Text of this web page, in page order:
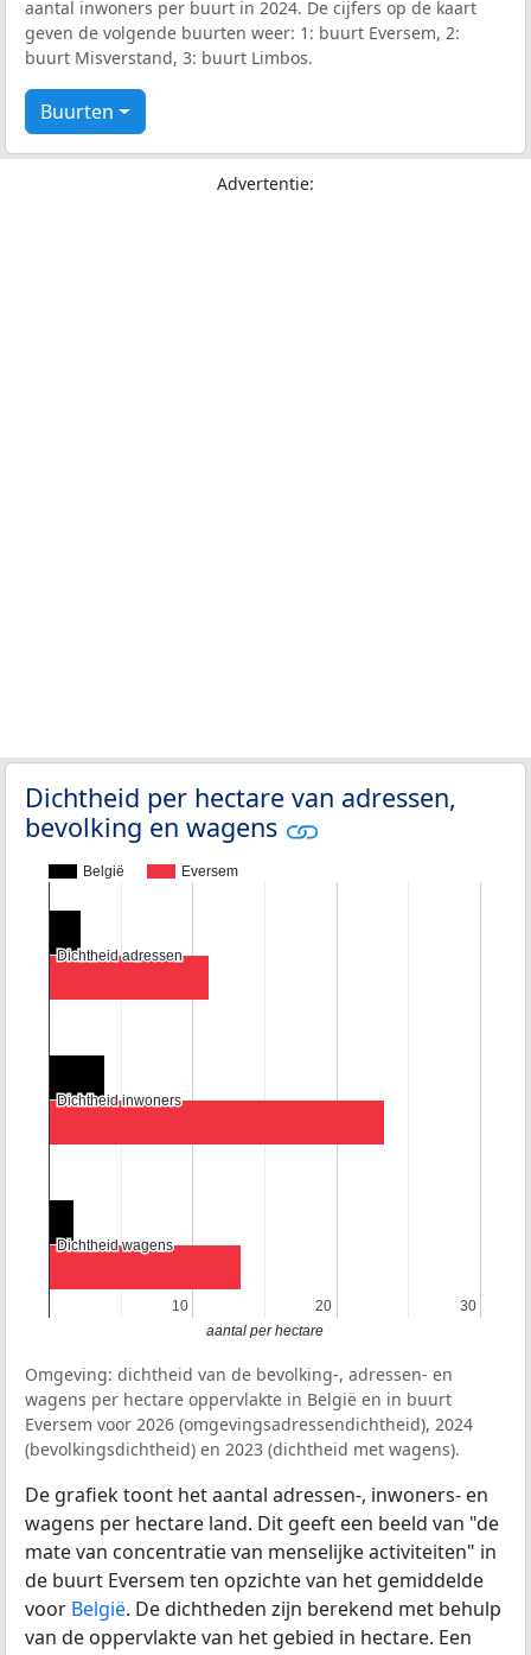
aantal inwoners per buurt in 2024. De cijfers op de kaart
geven de volgende buurten weer: 1: buurt Eversem, 2:
buurt Misverstand, 3: buurt Limbos.
Buurten
Advertentie:
Dichtheid per hectare van adressen,
bevolking en wagens
België Eversem
10
10 20
20 30
30
Dichtheid adressen
Dichtheid adressen
Dichtheid inwoners
Dichtheid inwoners
Dichtheid wagens
Dichtheid wagens
aantal per hectare
Omgeving: dichtheid van de bevolking-, adressen- en
wagens per hectare oppervlakte in België en in buurt
Eversem voor 2026 (omgevingsadressendichtheid), 2024
(bevolkingsdichtheid) en 2023 (dichtheid met wagens).
De grafiek toont het aantal adressen-, inwoners- en
wagens per hectare land. Dit geeft een beeld van "de
mate van concentratie van menselijke activiteiten" in
de buurt Eversem ten opzichte van het gemiddelde
voor België. De dichtheden zijn berekend met behulp
van de oppervlakte van het gebied in hectare. Een